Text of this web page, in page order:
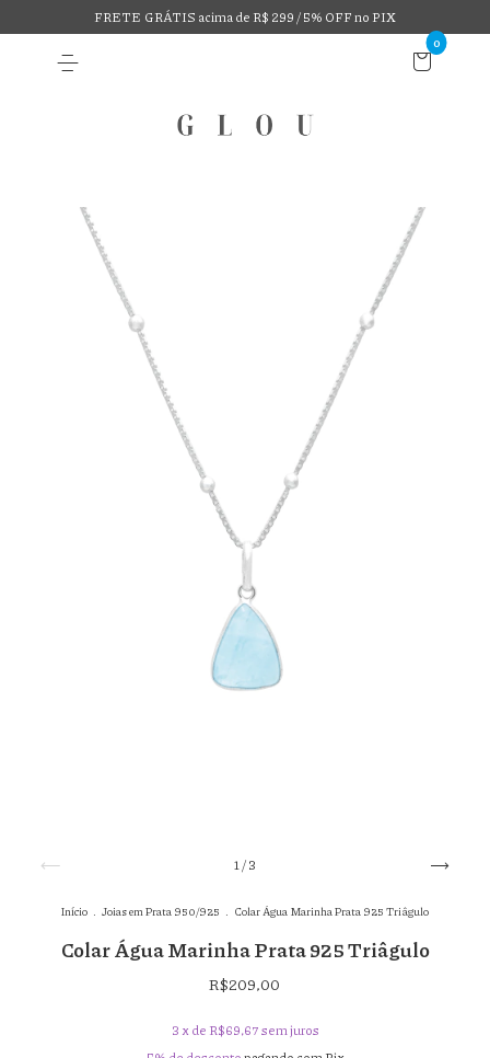
FRETE GRÁTIS acima de R$ 299 / 5% OFF no PIX
0
1/3
Início . Joias em Prata 950/925 . Colar Água Marinha Prata 925 Triâgulo
Colar Água Marinha Prata 925 Triâgulo
R$209,00
3 x de R$69,67sem juros